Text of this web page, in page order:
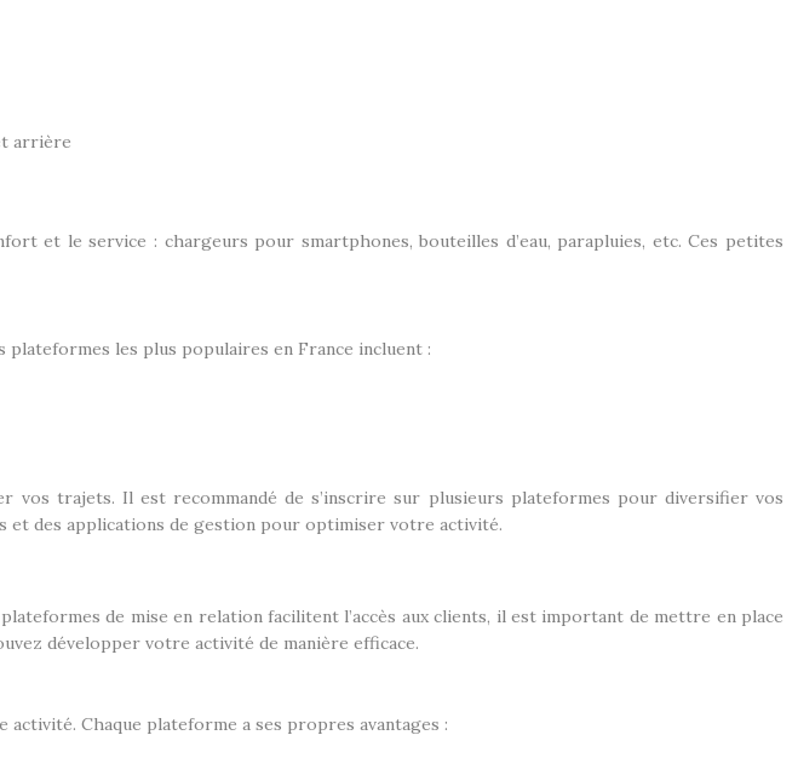
arrière
et le service : chargeurs pour smartphones, bouteilles d’eau, parapluies, etc. Ces petites
plateformes les plus populaires en France incluent :
vos trajets. Il est recommandé de s’inscrire sur plusieurs plateformes pour diversifier vos
et des applications de gestion pour optimiser votre activité.
de mise en relation facilitent l’accès aux clients, il est important de mettre en place
développer votre activité de manière efficace.
Chaque plateforme a ses propres avantages :